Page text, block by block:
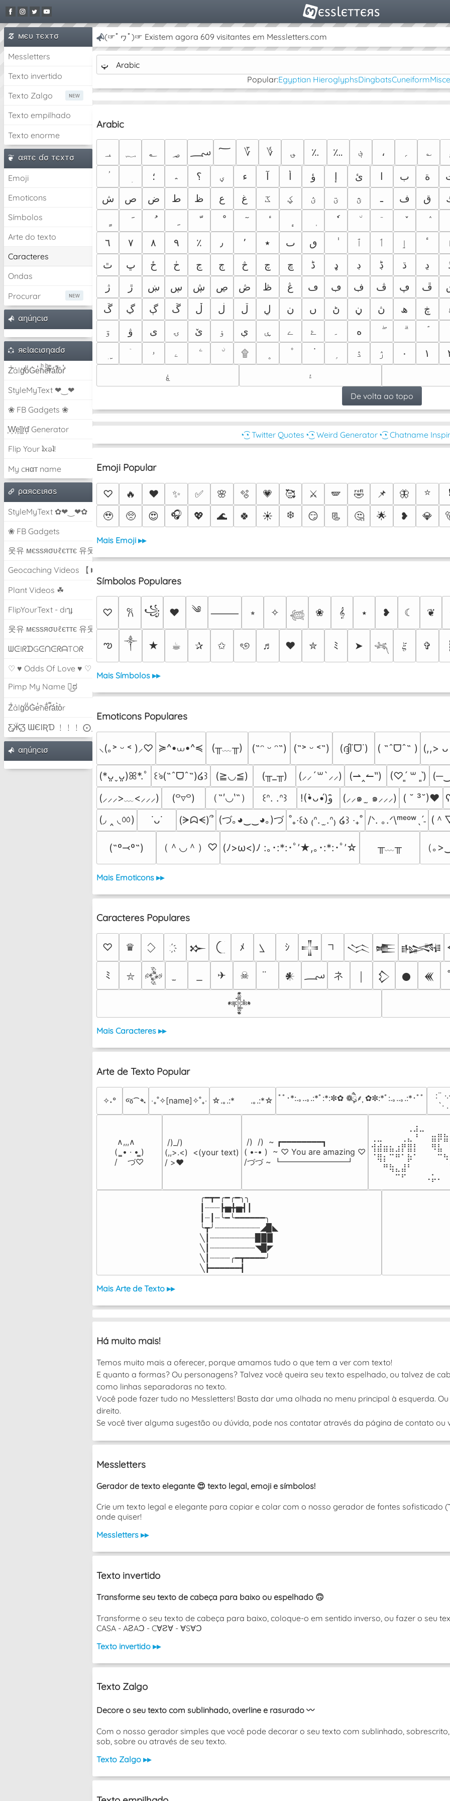
мєυ тєxтσ
Messletters
Texto invertido
Texto Zalgo
Texto empilhado
Texto enorme
αятє ɗσ тєxтσ
Emoji
Emoticons
Símbolos
Arte do texto
Caracteres
Ondas
Procurar
αηúηcισ
яєƖαcισηαɗσ
Z̾̽ảlg̀͐ͭ̽oͧG̀e̒̃nͪȅͪͫ̏̐r͌̑á͑t͌̑͛o̊r̓̐
StyleMyText ❤‿❤
❀ FB Gadgets ❀
͕͗W͕͕͗͗e͕͕͗͗i͕͕͗͗r͕͗d͕͗ Generator
Flip Your ʇxəʇ!
My cнαт name
ραяcєιяσѕ
StyleMyText ✿❤‿❤✿
❀ FB Gadgets
웃유 мєѕѕяσυℓєттє 유웃
Geocaching Videos 【►】
Plant Videos ☘
FlipYourText - dıๅɟ
웃유 мєѕѕяσυℓєттє 유웃
ᗯᕮIᖇᗪGᕮᑎᕮᖇᗩTOᖇ
♡ ♥ Odds Of Love ♥ ♡
Pimp My Name ಠ͜ಠ
Z̾ảlg̀͐oͧG̀e̒̃nȅ̐r͌̑á͑t͛o̊r
Ƹ̵̡Ӝ̵̨̄Ʒ ƜЄƖƦƊ ﹗﹗﹗ ⨀_⨀
αηúηcισ
(☞ﾟヮﾟ)☞ Existem agora 609 visitantes em Messletters.com
ټ
Arabic
Popular:Egyptian HieroglyphsDingbatsCuneiform
Arabic
؀ ؂ ؃ ؄ ؅ ؆ ؇ ؈ ؉ ؊ ؋ ، ؍ ؎
؛
؞ ؟ ؠ ء ؤ ئ ب ة
ش
ص ض ط ظ ع غ ػ ؼ ؽ ؾ ؿ ـ ف ق
٦
٧ ٨ ٩ ٪ ٫ ٬ ٭ ٮ ٯ ٱ ٲ ٳ ٴ
ٿ
ڀ ځ ڂ ڃ ڄ څ چ ڇ ڈ ډ ڊ ڋ ڌ ڍ
ژ
ڙ ښ ڛ ڜ ڝ ڞ ڟ ڠ ڡ ڢ ڣ ڤ ڥ ڦ
ڱ
ڲ ڳ ڴ ڵ ڶ ڷ ڸ ڹ ں ڻ ڼ ڽ ھ ڿ
ۊ
ۋ ی ۍ ێ ۏ ې ۑ ے ۓ ۔ ە
ۤ
ۥ ۦ ۩ ۮ ۯ ۰ ۱
ۼ
۽
De volta ao topo
◔͜͡◔ Twitter Quotes ◔͜͡◔ Weird Generator◔͜͡◔ Chatname
Emoji Popular
♡ 🔥 ❤️ ✨ ✅ 🌸 🫧 💗 🥰 ⚔️ 🪽 🤣 📌 🦋 ⭐
🥹
🥺 😍 🎧 💖 🌊 🍀 ☀️ ❄️ 😏 📃 🤔 🌟 ❥ 💎
Mais Emoji ▸▸
Símbolos Populares
♡ 𐙚 ꧁ ♥ ༄ ⸻ ⭒ ✧ 𓆉 ❀ 𝄞 ⭑ ❥ ☾ ❦
ఌ ༒︎ ★ ☕︎ ✰ ✩ ৎ୭ ♬ ❤ ✮ ﾐ ➤ 𓆈 𝜉 ✞ ┊
Mais Símbolos ▸▸
Emoticons Populares
⸜(｡˃ ᵕ ˂ )⸝♡ ≽^•⩊•^≼ (╥﹏╥) (˶ᵔ ᵕ ᵔ˶) (˶˃ ᵕ ˂˶) (ദ്ദി˙ᗜ˙) ( ˶ˆᗜˆ˵ ) (,,>
(*ᴗ͈ˬᴗ͈)ꕤ*.ﾟ ꒰ঌ(˶ˆᗜˆ˵)໒꒱ (≧◡≦) (╥_╥) (⸝⸝´꒳`⸝⸝) (⇀‸↼‶) (♡ˊ͈ ꒳ ˋ͈)
(⸝⸝⸝>﹏<⸝⸝⸝)
(꒪▿꒪) （˶′◡‵˶） ꒰ᐢ. .ᐢ꒱ (⸝⸝๑  ̫ ๑⸝⸝⸝) ( ˘ ³˘)♥
(◞ ‸ ◟ㆀ)
˙ᴗ˙ (ᗒᗣᗕ)՞ (づ｡◕‿‿◕｡)づ ˚₊‧꒰ა ₍ᐢ.  ̫.ᐢ₎ ໒꒱ ‧₊˚ /ᐠ. ｡.ᐟ\ᵐᵉᵒʷˎˊ˗ (＾
(˶º⤙º˶) （＾◡＾）♡ (ﾉ>ω<)ﾉ :｡･:*:･ﾟ’★,｡･:*:･ﾟ’☆ ╥﹏╥ （｡
Mais Emoticons ▸▸
Caracteres Populares
♡ ♛ 𒁍 ﾒ ｼ 𒋲 𒈱 𒍫 𒈙
ﾐ ⛥ 𒅒 ✈ ☠ 𒀭 ؄ ネ 𒁷 𒊹 𒌍
𒀱
Mais Caracteres ▸▸
Arte de Texto Popular
✧˖° જ⁀➴ ‎‧₊˚✧[name]✧˚₊‧ ☆.｡.:*　　.｡.:*☆ ﾟﾟ･*:.｡..｡.:*ﾟ:*:✼✿ ❁ཻུ۪۪⸙͎ ✿✼:*ﾟ:.｡..｡.:*･ﾟﾟ
⠀:¨
⠀ `·
∧,,,∧
(  ̳• · • ̳)
/    づ♡
/)_/)
(,,>.<)  <(your text)
/ >❤️
/)  /)  ~ ┏━━━━━━━━┓
( •-• )  ~ ♡ You are amazing ♡
/づづ ~ ┗━━━━━━━━┛
╭━┳━╭━╭━╮╮
┃┈┈┈┣▅╋▅┫┃
┃┈┃┈╰━╰━━━━━━╮
╰┳╯┈┈┈┈┈┈┈┈┈◢▉◣
╲┃┈┈┈┈┈┈┈┈┈▉▉▉
╲┃┈┈┈┈┈┈┈┈┈◥▉◤
╲┃┈┈┈┈╭━┳━━━━╯
╲┣━━━━━━┫﻿
Mais Arte de Texto ▸▸
Há muito mais!
Temos muito mais a oferecer, porque amamos tudo o que tem a ver com texto!
E quanto a formas? Ou personagens? Talvez você queira seu texto espelhado, ou talvez de
como linhas separadoras no texto.
Você pode fazer tudo no Messletters! Basta dar uma olhada no menu principal à esquerda.
direito.
Se você tiver alguma sugestão ou dúvida, pode nos contatar através da página de contato ou
Messletters
Gerador de texto elegante 😍 texto legal, emoji e símbolos!
Crie um texto legal e elegante para copiar e colar com o nosso gerador de fontes sofisticado
onde quiser!
Messletters ▸▸
Texto invertido
Transforme seu texto de cabeça para baixo ou espelhado 🙃
Transforme o seu texto de cabeça para baixo, coloque-o em sentido inverso, ou fazer o seu
CASA - AƧAƆ - C∀Ƨ∀ - ∀S∀Ɔ
Texto invertido ▸▸
Texto Zalgo
Decore o seu texto com sublinhado, overline e rasurado 〰️
Com o nosso gerador simples que você pode decorar o seu texto com sublinhado,
sob, sobre ou através de seu texto.
Texto Zalgo ▸▸